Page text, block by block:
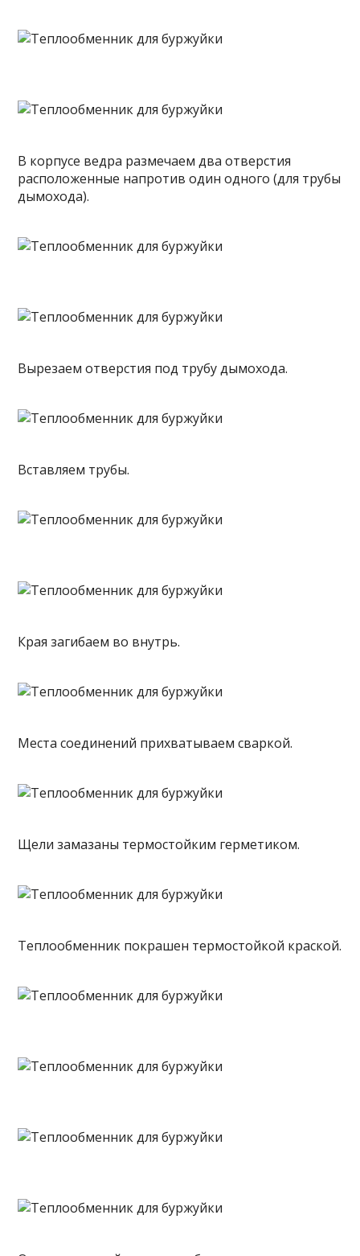
В корпусе ведра размечаем два отверстия
расположенные напротив один одного (для трубы
дымохода).
Вырезаем отверстия под трубу дымохода.
Вставляем трубы.
Края загибаем во внутрь.
Места соединений прихватываем сваркой.
Щели замазаны термостойким герметиком.
Теплообменник покрашен термостойкой краской.